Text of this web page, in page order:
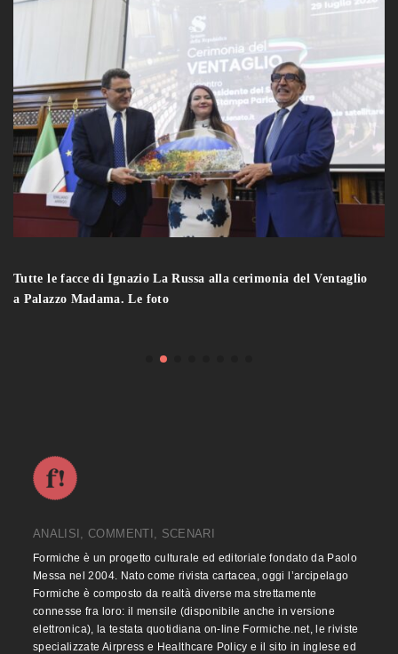
Tutte le facce di Ignazio La Russa alla cerimonia del Ventaglio
a Palazzo Madama. Le foto
ANALISI, COMMENTI, SCENARI
Formiche è un progetto culturale ed editoriale fondato da Paolo
Messa nel 2004. Nato come rivista cartacea, oggi l’arcipelago
Formiche è composto da realtà diverse ma strettamente
connesse fra loro: il mensile (disponibile anche in versione
elettronica), la testata quotidiana on-line Formiche.net, le riviste
specializzate Airpress e Healthcare Policy e il sito in inglese ed